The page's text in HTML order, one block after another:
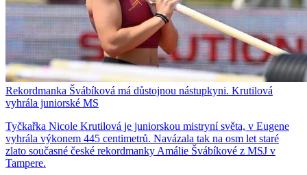
Rekordmanka Švábíková má důstojnou nástupkyni. Krutilová
vyhrála juniorské MS
Tyčkařka Nicole Krutilová je juniorskou mistryní světa, v Eugene
vyhrála výkonem 445 centimetrů. Navázala tak na osm let staré
zlato současné české rekordmanky Amálie Švábíkové z MSJ v
Tampere.